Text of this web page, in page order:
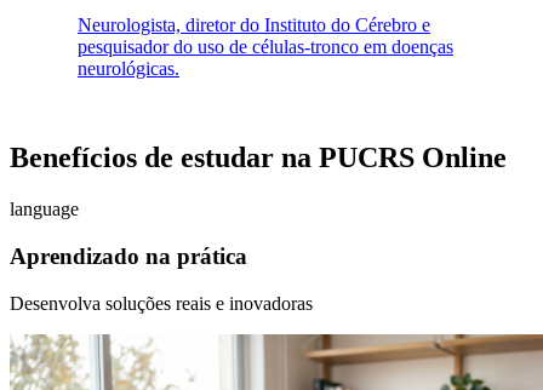
Neurologista, diretor do Instituto do Cérebro e
pesquisador do uso de células-tronco em doenças
neurológicas.
Benefícios de estudar na PUCRS Online
language
Aprendizado na prática
Desenvolva soluções reais e inovadoras